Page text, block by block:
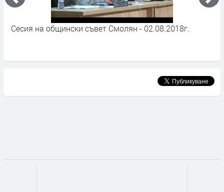
Сесия на общински съвет Смолян - 02.08.2018г.